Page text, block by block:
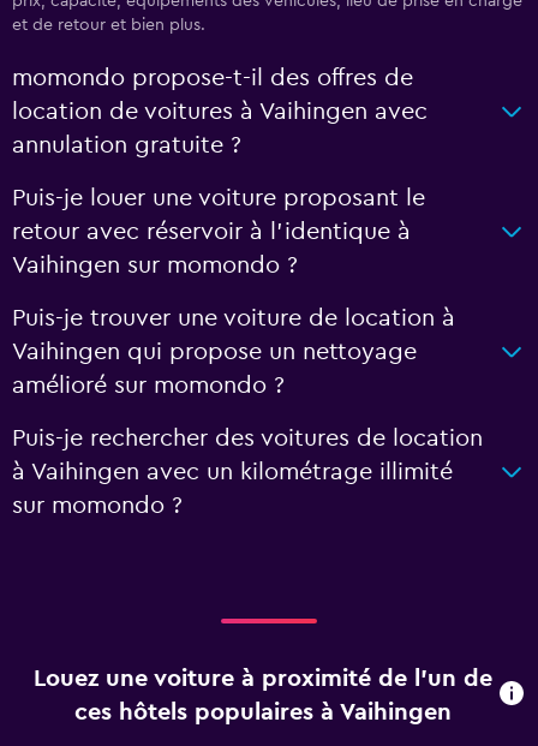
et de retour et bien plus.
momondo propose-t-il des offres de
location de voitures à Vaihingen avec
annulation gratuite ?
Puis-je louer une voiture proposant le
retour avec réservoir à l’identique à
Vaihingen sur momondo ?
Puis-je trouver une voiture de location à
Vaihingen qui propose un nettoyage
amélioré sur momondo ?
Puis-je rechercher des voitures de location
à Vaihingen avec un kilométrage illimité
sur momondo ?
Louez une voiture à proximité de l’un de
ces hôtels populaires à Vaihingen